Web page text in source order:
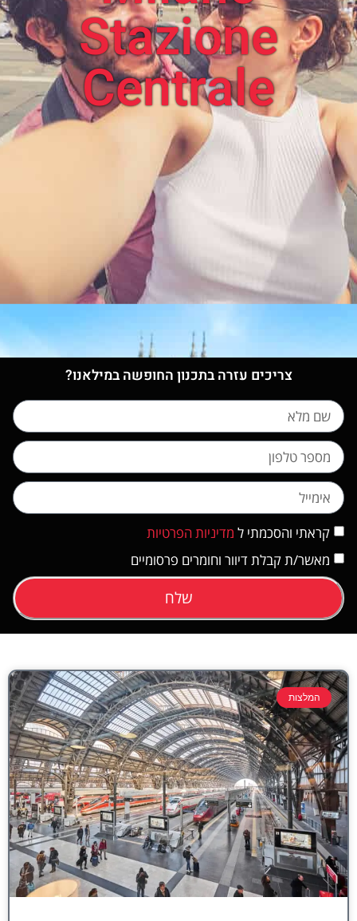
Stazione
Centrale
צריכים עזרה בתכנון החופשה במילאנו?
קראתי והסכמתי ל מדיניות הפרטיות
מאשר/ת קבלת דיוור וחומרים פרסומיים
שלח
המלצות